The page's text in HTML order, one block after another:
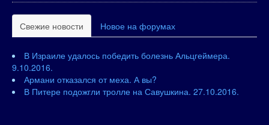
Свежие новости Новое на форумах
В Израиле удалось победить болезнь Альцгеймера.
9.10.2016.
Армани отказался от меха. А вы?
В Питере подожгли тролле на Савушкина. 27.10.2016.